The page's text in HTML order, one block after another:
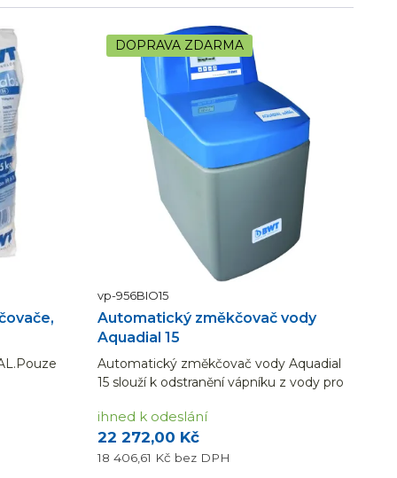
DOPRAVA ZDARMA
vp-956BIO15
Automatický změkčovač vody
Aquadial 15
Automatický změkčovač vody Aquadial
15 slouží k odstranění vápníku z vody pro
22 272,00 Kč
18 406,61 Kč bez DPH
ihned k odeslání